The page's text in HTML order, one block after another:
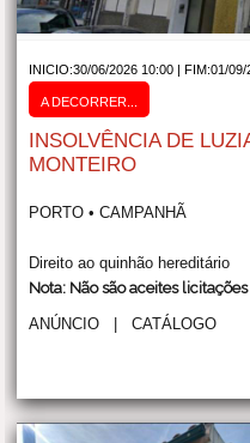
INICIO:30/06/2026 10:00 | FIM:01/
A DECORRER...
INSOLVÊNCIA DE
MONTEIRO
PORTO • CAMPANHÃ
Direito ao quinhão hereditário
Nota: Não são aceites
ANÚNCIO |CATÁLOGO